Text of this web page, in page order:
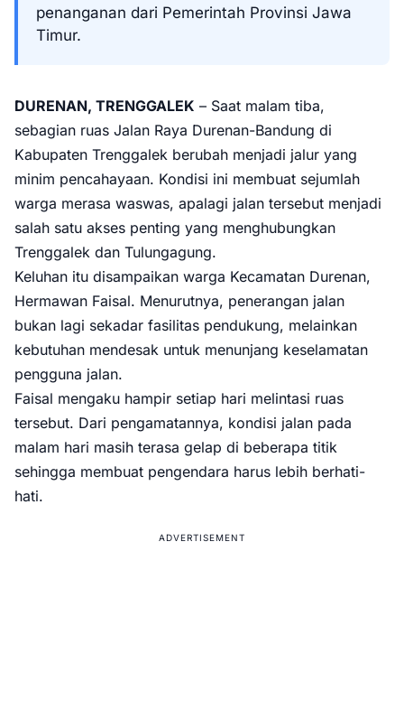
penanganan dari Pemerintah Provinsi Jawa
Timur.
DURENAN, TRENGGALEK – Saat malam tiba,
sebagian ruas Jalan Raya Durenan-Bandung di
Kabupaten Trenggalek berubah menjadi jalur yang
minim pencahayaan. Kondisi ini membuat sejumlah
warga merasa waswas, apalagi jalan tersebut menjadi
salah satu akses penting yang menghubungkan
Trenggalek dan Tulungagung.
Keluhan itu disampaikan warga Kecamatan Durenan,
Hermawan Faisal. Menurutnya, penerangan jalan
bukan lagi sekadar fasilitas pendukung, melainkan
kebutuhan mendesak untuk menunjang keselamatan
pengguna jalan.
Faisal mengaku hampir setiap hari melintasi ruas
tersebut. Dari pengamatannya, kondisi jalan pada
malam hari masih terasa gelap di beberapa titik
sehingga membuat pengendara harus lebih berhati-
hati.
ADVERTISEMENT